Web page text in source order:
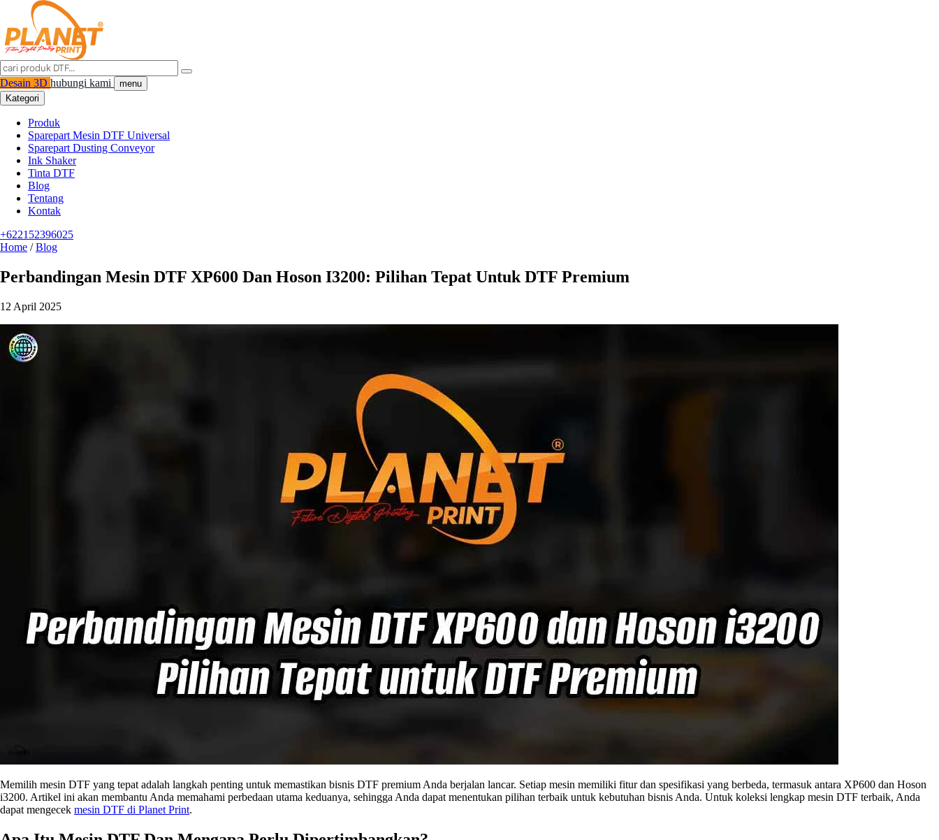
Desain 3D hubungi kami
menu
Kategori
Produk
Sparepart Mesin DTF Universal
Sparepart Dusting Conveyor
Ink Shaker
Tinta DTF
Blog
Tentang
Kontak
+622152396025
Home /Blog
Perbandingan Mesin DTF XP600 Dan Hoson I3200: Pilihan Tepat Untuk DTF Premium
12 April 2025
Memilih mesin DTF yang tepat adalah langkah penting untuk memastikan bisnis DTF premium Anda berjalan lancar. Setiap mesin memiliki fitur dan spesifikasi yang berbeda, termasuk antara XP600 dan Hoson
i3200. Artikel ini akan membantu Anda memahami perbedaan utama keduanya, sehingga Anda dapat menentukan pilihan terbaik untuk kebutuhan bisnis Anda. Untuk koleksi lengkap mesin DTF terbaik, Anda
dapat mengecek mesin DTF di Planet Print.